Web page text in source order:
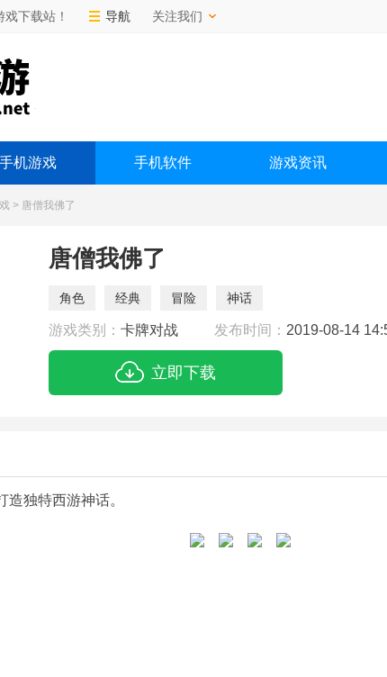
下载站！ 导航 关注我们
手机游戏 手机软件 游戏资讯
> 唐僧我佛了
唐僧我佛了
角色 经典 冒险 神话
游戏类别： 卡牌对战 发布时间： 2019-08-14
立即下载
造独特西游神话。